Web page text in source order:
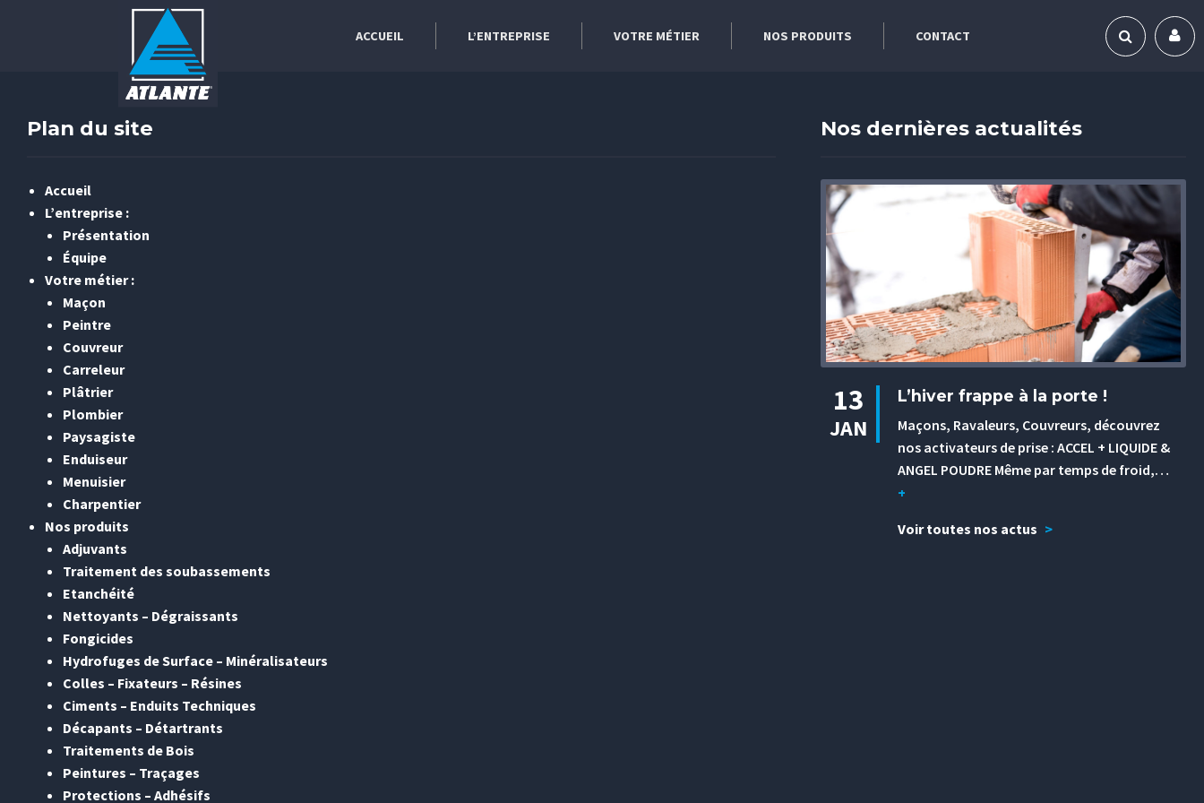
ACCUEIL L’ENTREPRISE VOTRE MÉTIER NOS PRODUITS CONTACT
Plan du site
Accueil
L’entreprise :
Présentation
Équipe
Votre métier :
Maçon
Peintre
Couvreur
Carreleur
Plâtrier
Plombier
Paysagiste
Enduiseur
Menuisier
Charpentier
Nos produits
Adjuvants
Traitement des soubassements
Etanchéité
Nettoyants – Dégraissants
Fongicides
Hydrofuges de Surface – Minéralisateurs
Colles – Fixateurs – Résines
Ciments – Enduits Techniques
Décapants – Détartrants
Traitements de Bois
Peintures – Traçages
Protections – Adhésifs
Nos dernières actualités
13
JAN
L’hiver frappe à la porte !
Maçons, Ravaleurs, Couvreurs, découvrez
nos activateurs de prise : ACCEL + LIQUIDE &
ANGEL POUDRE Même par temps de froid,…
+
Voir toutes nos actus >